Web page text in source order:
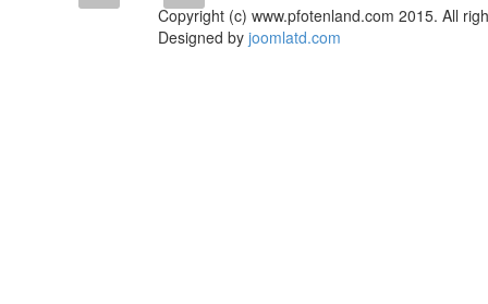
Copyright (c) www.pfotenland.com 2015. All
Designed by joomlatd.com